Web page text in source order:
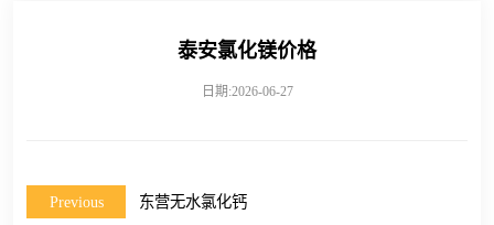
泰安氯化镁价格
日期:2026-06-27
Previous 东营无水氯化钙